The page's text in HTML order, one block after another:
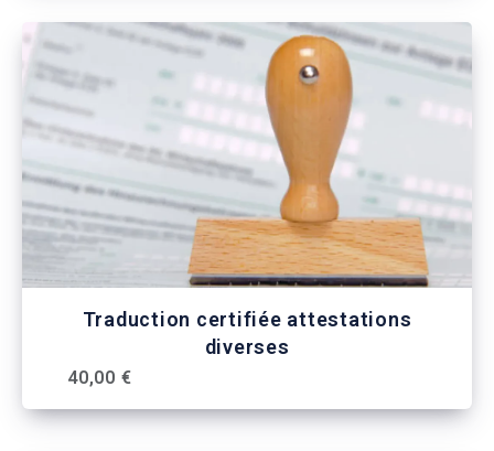
Traduction certifiée attestations
diverses
40,00 €